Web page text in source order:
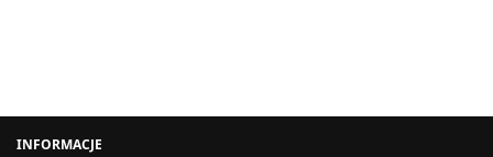
INFORMACJE